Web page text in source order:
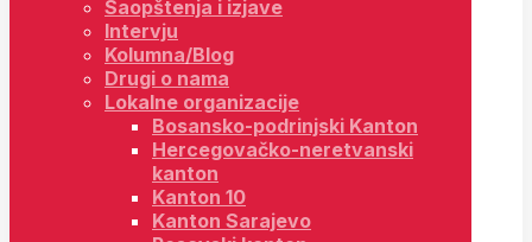
Saopštenja i izjave
Intervju
Kolumna/Blog
Drugi o nama
Lokalne organizacije
Bosansko-podrinjski Kanton
Hercegovačko-neretvanski
kanton
Kanton 10
Kanton Sarajevo